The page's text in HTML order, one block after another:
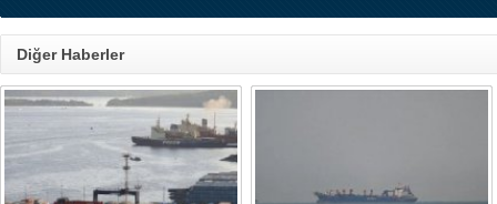
Diğer Haberler